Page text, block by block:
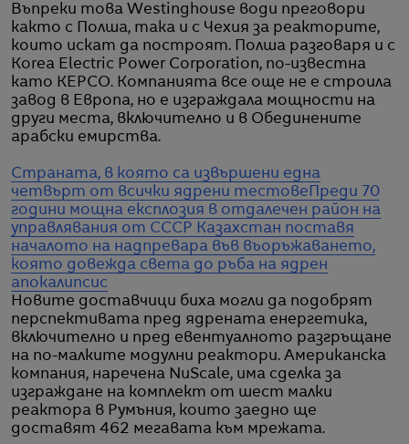
Въпреки това Westinghouse води преговори
както с Полша, така и с Чехия за реакторите,
които искат да построят. Полша разговаря и с
Korea Electric Power Corporation, по-известна
като KEPCO. Компанията все още не е строила
завод в Европа, но е изграждала мощности на
други места, включително и в Обединените
арабски емирства.
Страната, в която са извършени една
четвърт от всички ядрени тестове Преди 70
години мощна експлозия в отдалечен район на
управлявания от СССР Казахстан поставя
началото на надпревара във въоръжаването,
която довежда света до ръба на ядрен
апокалипсис
Новите доставчици биха могли да подобрят
перспективата пред ядрената енергетика,
включително и пред евентуалното разгръщане
на по-малките модулни реактори. Американска
компания, наречена NuScale, има сделка за
изграждане на комплект от шест малки
реактора в Румъния, които заедно ще
доставят 462 мегавата към мрежата.